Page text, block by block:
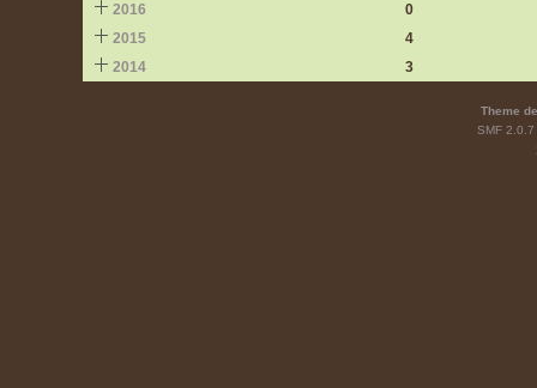
2016
0
2015
4
2014
3
Theme
SMF 2.0.7